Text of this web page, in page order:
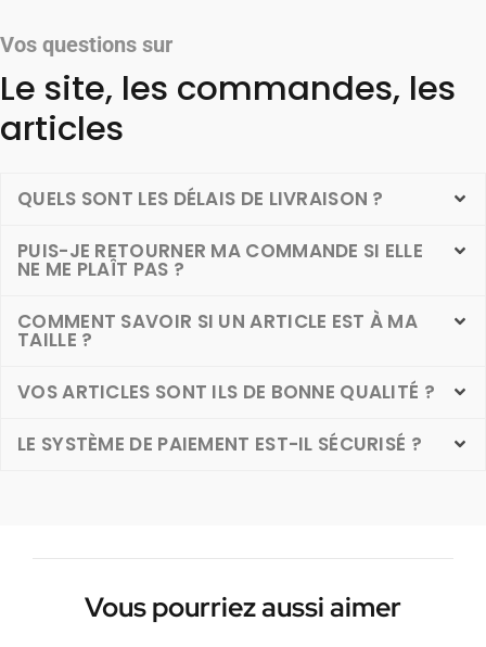
Vos questions sur
Le site, les commandes, les
articles
QUELS SONT LES DÉLAIS DE LIVRAISON ?
PUIS-JE RETOURNER MA COMMANDE SI ELLE
NE ME PLAÎT PAS ?
COMMENT SAVOIR SI UN ARTICLE EST À MA
TAILLE ?
VOS ARTICLES SONT ILS DE BONNE QUALITÉ ?
LE SYSTÈME DE PAIEMENT EST-IL SÉCURISÉ ?
Vous pourriez aussi aimer